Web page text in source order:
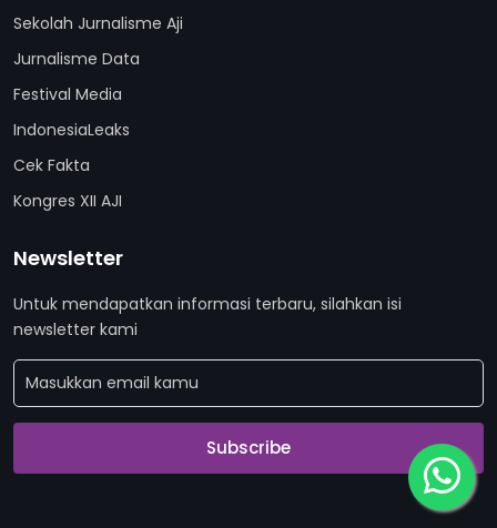
Sekolah Jurnalisme Aji
Jurnalisme Data
Festival Media
IndonesiaLeaks
Cek Fakta
Kongres XII AJI
Newsletter
Untuk mendapatkan informasi terbaru, silahkan isi
newsletter kami
Subscribe